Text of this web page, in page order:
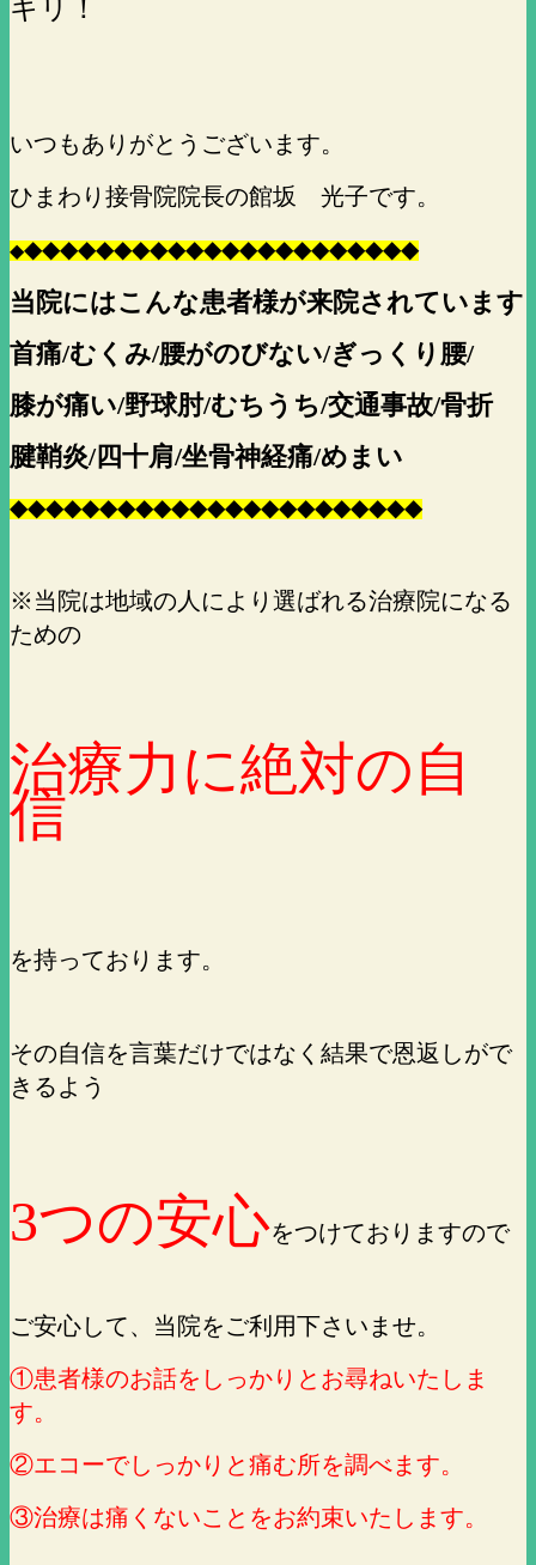
キリ
！
いつもありがとうございます。
ひまわり接骨院院長の館坂 光子です。
◆◆◆◆◆◆◆◆◆◆◆◆◆◆◆◆◆◆◆◆◆◆◆
当院にはこんな患者様が来院されています
首痛/むくみ/腰がのびない/ぎっくり腰/
膝が痛い/野球肘/むちうち/交通事故/骨折
腱鞘炎/四十肩/坐骨神経痛/めまい
◆◆◆◆◆◆◆◆◆◆◆◆◆◆◆◆◆◆◆◆◆◆◆
※当院は地域の人により選ばれる治療院になる
ための
治療力に絶対の自
信
を持っております。
その自信を言葉だけではなく結果で恩返しがで
きるよう
3つの安心をつけておりますので
ご安心して、当院をご利用下さいませ。
①患者様のお話をしっかりとお尋ねいたしま
す。
②エコーでしっかりと痛む所を調べます。
③治療は痛くないことをお約束いたします。